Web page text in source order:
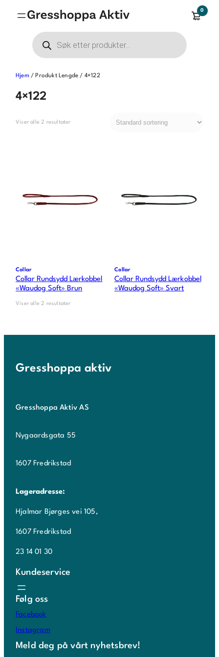
0
Products
search
Hjem / Produkt Lengde / 4×122
4×122
Viser alle 2 resultater
Collar
Collar Rundsydd Lærkobbel
«Waudog Soft» Brun
Collar
Collar Rundsydd Lærkobbel
«Waudog Soft» Svart
Viser alle 2 resultater
Gresshoppa aktiv
Gresshoppa Aktiv AS
Nygaardsgata 55
1607 Fredrikstad
Lageradresse:
Hjalmar Bjørges vei 105,
1607 Fredrikstad
23 14 01 30
Kundeservice
Følg oss
Facebook
Instagram
Meld deg på vårt nyhetsbrev!